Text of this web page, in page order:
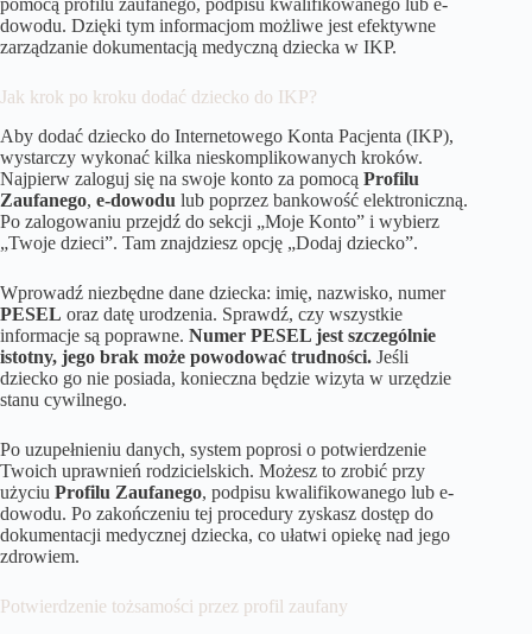
pomocą profilu zaufanego, podpisu kwalifikowanego lub e-
dowodu. Dzięki tym informacjom możliwe jest efektywne
zarządzanie dokumentacją medyczną dziecka w IKP.
Jak krok po kroku dodać dziecko do IKP?
Aby dodać dziecko do Internetowego Konta Pacjenta (IKP),
wystarczy wykonać kilka nieskomplikowanych kroków.
Najpierw zaloguj się na swoje konto za pomocą Profilu
Zaufanego, e-dowodu lub poprzez bankowość elektroniczną.
Po zalogowaniu przejdź do sekcji „Moje Konto” i wybierz
„Twoje dzieci”. Tam znajdziesz opcję „Dodaj dziecko”.
Wprowadź niezbędne dane dziecka: imię, nazwisko, numer
PESEL oraz datę urodzenia. Sprawdź, czy wszystkie
informacje są poprawne. Numer PESEL jest szczególnie
istotny, jego brak może powodować trudności. Jeśli
dziecko go nie posiada, konieczna będzie wizyta w urzędzie
stanu cywilnego.
Po uzupełnieniu danych, system poprosi o potwierdzenie
Twoich uprawnień rodzicielskich. Możesz to zrobić przy
użyciu Profilu Zaufanego, podpisu kwalifikowanego lub e-
dowodu. Po zakończeniu tej procedury zyskasz dostęp do
dokumentacji medycznej dziecka, co ułatwi opiekę nad jego
zdrowiem.
Potwierdzenie tożsamości przez profil zaufany